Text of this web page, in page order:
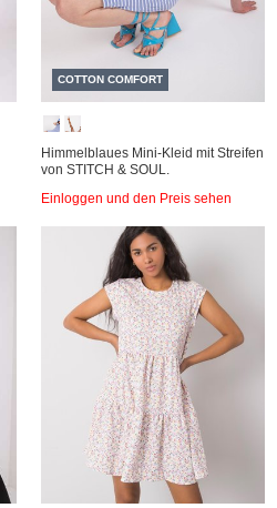
COTTON COMFORT
Himmelblaues Mini-Kleid mit Streifen
von STITCH & SOUL.
Einloggen und den Preis sehen